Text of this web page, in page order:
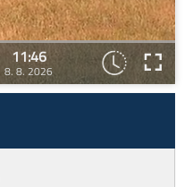
11:46
8. 8. 2026